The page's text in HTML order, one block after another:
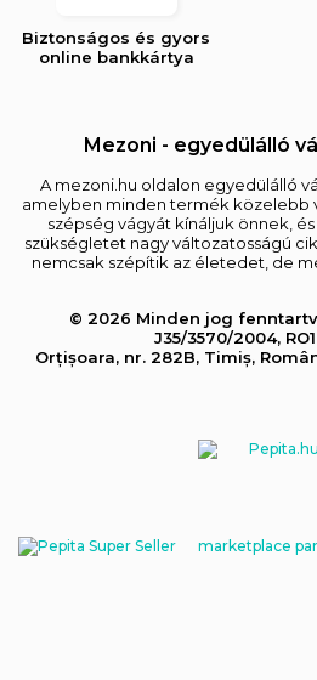
Biztonságos és gyors
online bankkártya
Mezoni - egyedülálló
A mezoni.hu oldalon egyedülálló
amelyben minden termék közelebb
szépség vágyát kínáljuk önnek,
szükségletet nagy változatosságú
nemcsak szépítik az életedet, de
© 2026 Minden jog
J35/3570/2004,
Orțișoara, nr. 282B, Timiș,
marketplace